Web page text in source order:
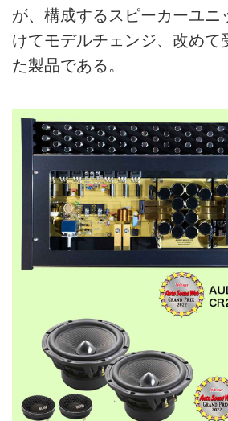
が、構成するスピーカーユニ
けてモデルチェンジ、改めて
た製品である。